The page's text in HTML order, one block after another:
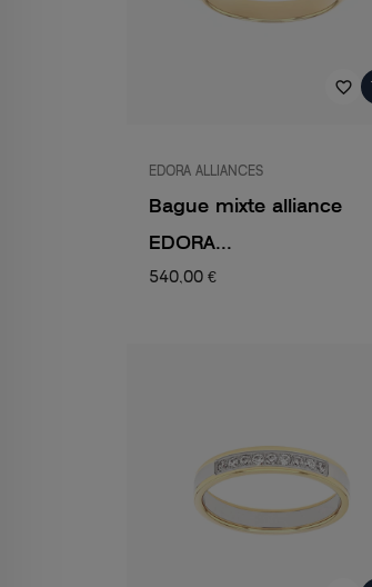
favorite_border
EDORA ALLIANCES
Bague mixte alliance
EDORA...
540,00 €